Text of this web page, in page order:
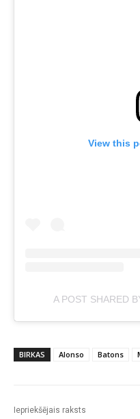
View this
A POST SHARED
BIRKAS Alonso Batons
Iepriekšējais raksts